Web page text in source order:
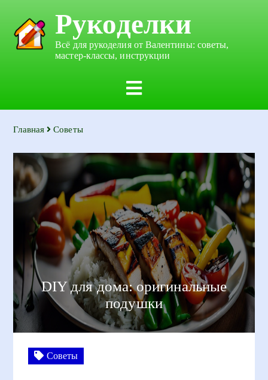
Рукоделки
Всё для рукоделия от Валентины: советы,
мастер-классы, инструкции
Главная Советы
DIY для дома: оригинальные
подушки
Советы